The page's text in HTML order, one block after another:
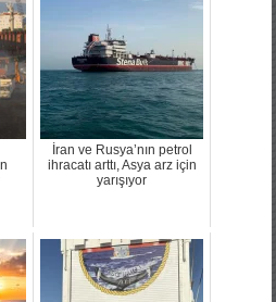
İran ve Rusya’nın petrol
ihracatı arttı, Asya arz için
yarışıyor